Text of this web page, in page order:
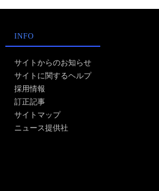
INFO
サイトからのお知らせ
サイトに関するヘルプ
採用情報
訂正記事
サイトマップ
ニュース提供社